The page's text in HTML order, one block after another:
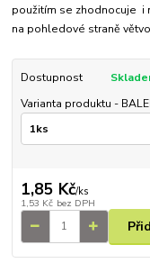
použitím se zhodnocuje i
na pohledové straně
Dostupnost
Varianta produktu -
1,85 Kč/ks
1,53 Kč bez DPH